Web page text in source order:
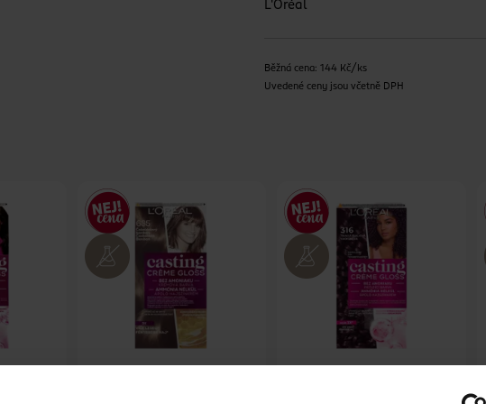
L'Oréal
Běžná cena: 144 Kč/ks
Uvedené ceny jsou včetně DPH